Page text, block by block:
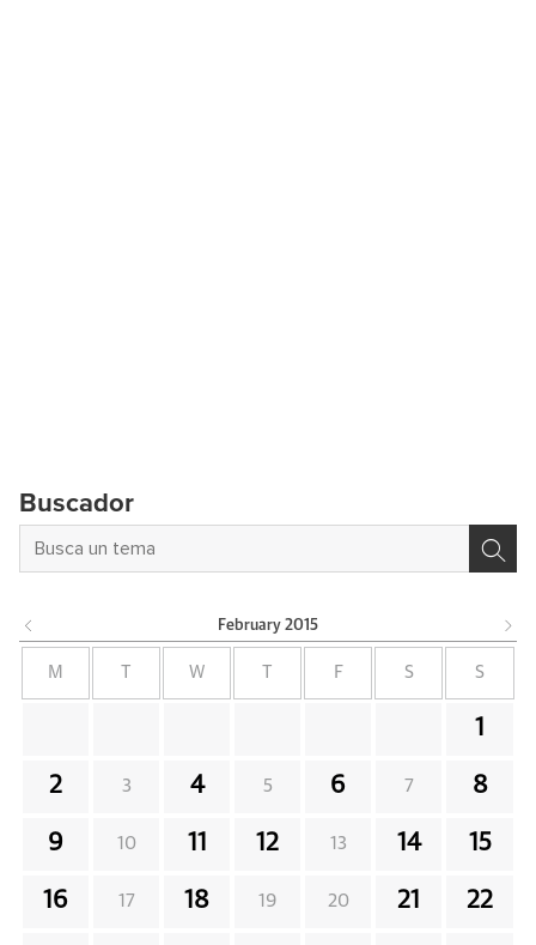
Buscador
February 2015
M W F S S
1
2 3 4 5 6 7 8
9 10 11 12 13 14 15
16 17 18 19 20 21 22